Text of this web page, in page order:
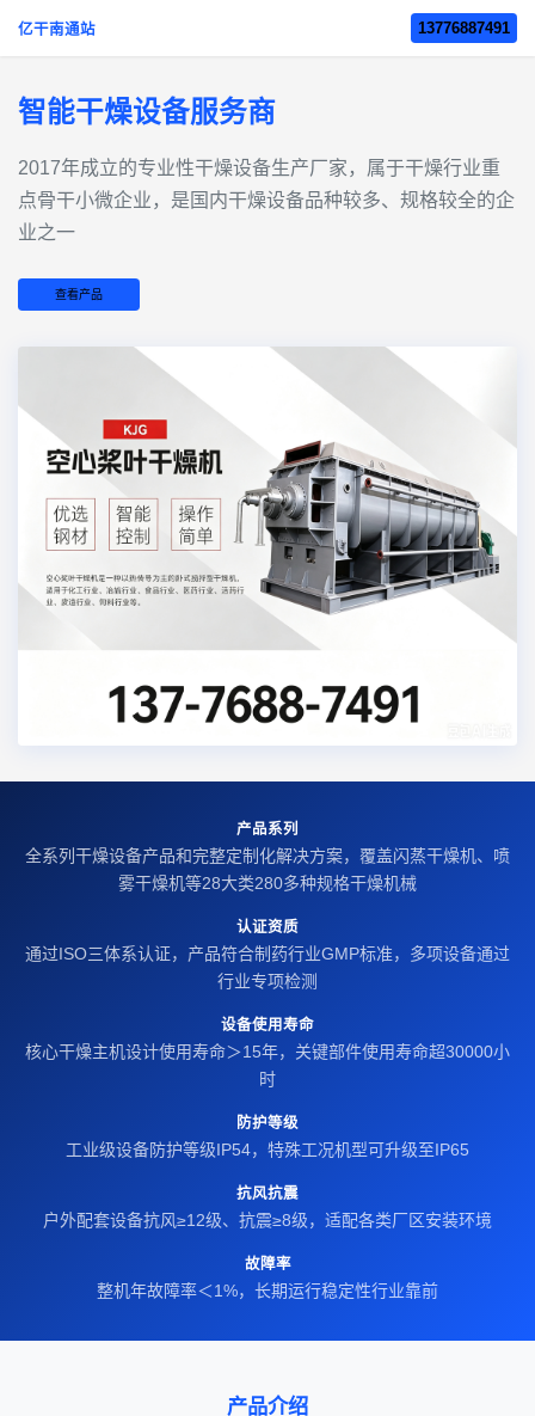
亿干南通站 13776887491
智能干燥设备服务商
2017年成立的‌专业性干燥设备生产厂家‌，属于干燥行业重
点骨干小微企业，是国内干燥设备品种较多、规格较全的企
业之一
查看产品
产品系列
全系列干燥设备产品和完整定制化解决方案，覆盖闪蒸干燥机、喷
雾干燥机等28大类280多种规格干燥机械
认证资质
通过ISO三体系认证，产品符合制药行业GMP标准，多项设备通过
行业专项检测
设备使用寿命
核心干燥主机设计使用寿命＞15年，关键部件使用寿命超30000小
时
防护等级
工业级设备防护等级IP54，特殊工况机型可升级至IP65
抗风抗震
户外配套设备抗风≥12级、抗震≥8级，适配各类厂区安装环境
故障率
整机年故障率＜1%，长期运行稳定性行业靠前
产品介绍